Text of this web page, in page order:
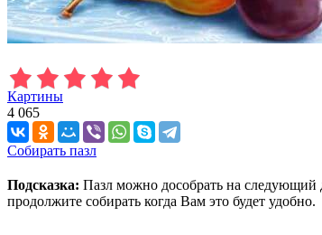
Картины
4 065
Собирать пазл
Подсказка: Пазл можно дособрать на следующий
продолжите собирать когда Вам это будет удобно.